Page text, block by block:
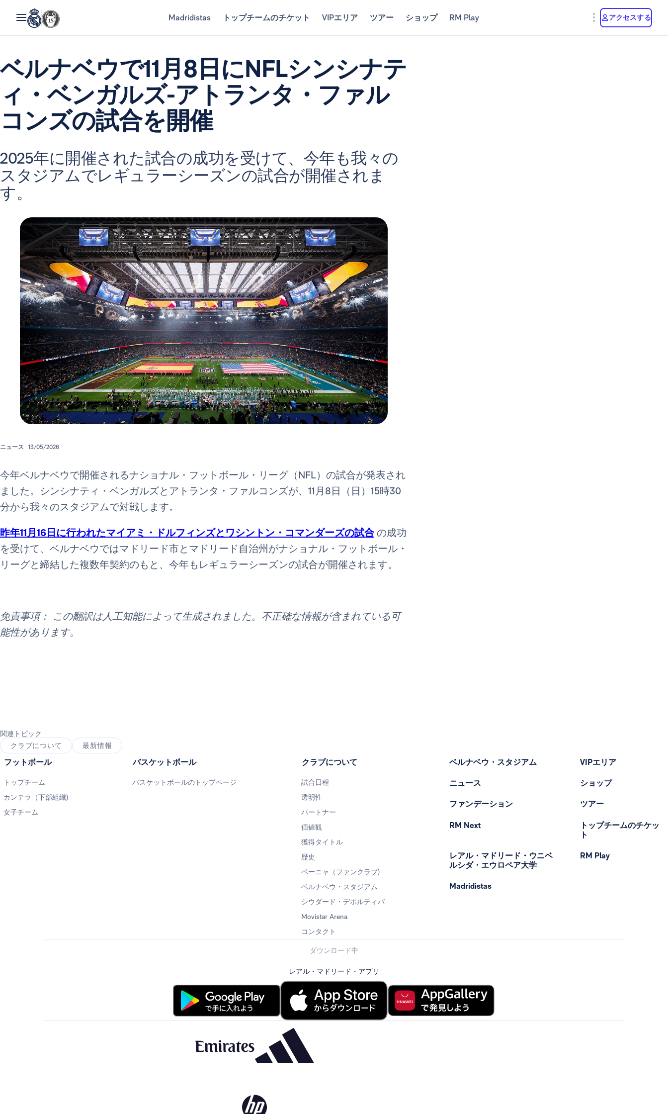
Madridistas トップチームのチケット VIPエリア ツアー ショップ RM Play アクセスする
ベルナベウで11月8日にNFLシンシナテ
ィ・ベンガルズ-アトランタ・ファル
コンズの試合を開催
2025年に開催された試合の成功を受けて、今年も我々の
スタジアムでレギュラーシーズンの試合が開催されま
す。
ニュース 13/05/2026
今年ベルナベウで開催されるナショナル・フットボール・リーグ（NFL）の試合が発表され
ました。シンシナティ・ベンガルズとアトランタ・ファルコンズが、11月8日（日）15時30
分から我々のスタジアムで対戦します。
昨年11月16日に行われたマイアミ・ドルフィンズとワシントン・コマンダーズの試合 の成功
を受けて、ベルナベウではマドリード市とマドリード自治州がナショナル・フットボール・
リーグと締結した複数年契約のもと、今年もレギュラーシーズンの試合が開催されます。
免責事項： この翻訳は人工知能によって生成されました。不正確な情報が含まれている可
能性があります。
関連トピック
クラブについて
最新情報
フットボール
トップチーム
カンテラ（下部組織)
女子チーム
バスケットボール
バスケットボールのトップページ
クラブについて
試合日程
透明性
パートナー
価値観
獲得タイトル
歴史
ペーニャ（ファンクラブ)
ベルナベウ・スタジアム
シウダード・デポルティバ
Movistar Arena
コンタクト
ベルナベウ・スタジアム
ニュース
ファンデーション
RM Next
レアル・マドリード・ウニベ
ルシダ・エウロペア大学
Madridistas
VIPエリア
ショップ
ツアー
トップチームのチケッ
ト
RM Play
ダウンロード中
レアル・マドリード・アプリ